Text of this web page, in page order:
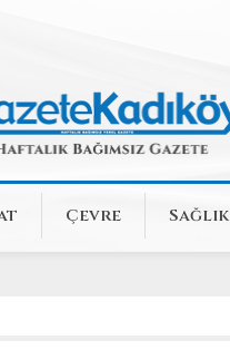
Çevre Sağlık